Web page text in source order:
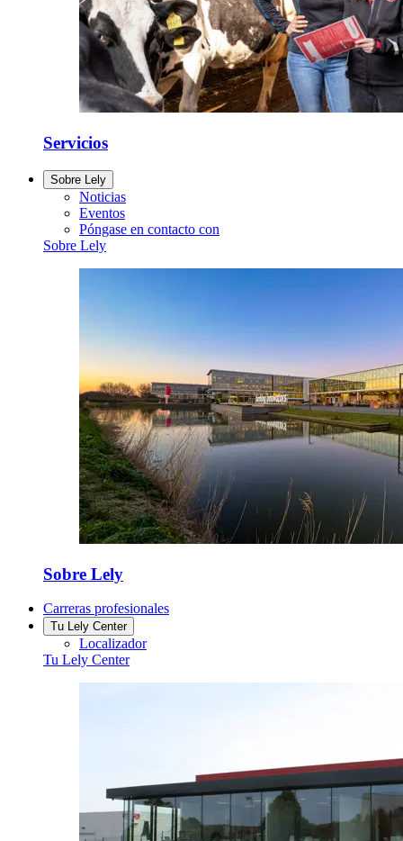
Servicios
Sobre Lely
Noticias
Eventos
Póngase en contacto con
Sobre Lely
Sobre Lely
Carreras profesionales
Tu Lely Center
Localizador
Tu Lely Center